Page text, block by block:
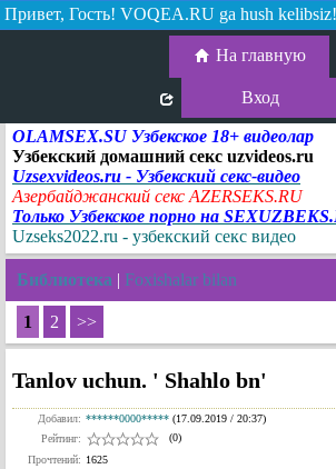
Привет, Гость! VOQEA.RU ga hush kelibsiz!
На главную
Вход
OLAMSEX.SU Узбекское 18+ видеолар
Узбекский домашний секс uzvideos.ru
Uzsexvideos.ru - Узбекский секс-видео
Азербайджанский секс AZERSEKS.RU
Только Узбекское порно на
Uzseks2022.ru - узбекский секс видео
Библиотека | Foxishalar bilan
1 2 >>
Tanlov uchun. ' Shahlo bn'
Добавил: ******0000***** (17.09.2019 / 20:37)
Рейтинг:
(0)
Прочтений: 1625